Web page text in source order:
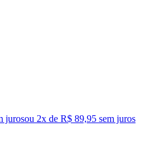
jurosou 2x de R$ 89,95 sem juros